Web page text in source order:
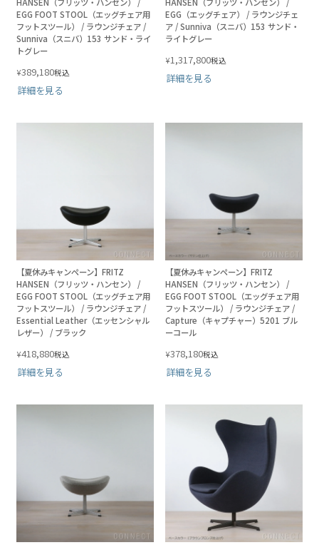
HANSEN（フリッツ・ハンセン） /
EGG FOOT STOOL（エッグチェア用
フットスツール） / ラウンジチェア /
Sunniva（スニバ）153 サンド・ライ
トグレー
¥389,180税込
詳細を見る
HANSEN（フリッツ・ハンセン） /
EGG（エッグチェア） / ラウンジチェ
ア / Sunniva（スニバ）153 サンド・
ライトグレー
¥1,317,800税込
詳細を見る
【夏休みキャンペーン】FRITZ
HANSEN（フリッツ・ハンセン） /
EGG FOOT STOOL（エッグチェア用
フットスツール） / ラウンジチェア /
Essential Leather（エッセンシャル
レザー） / ブラック
¥418,880税込
詳細を見る
【夏休みキャンペーン】FRITZ
HANSEN（フリッツ・ハンセン） /
EGG FOOT STOOL（エッグチェア用
フットスツール） / ラウンジチェア /
Capture（キャプチャー）5201 ブル
ーコール
¥378,180税込
詳細を見る